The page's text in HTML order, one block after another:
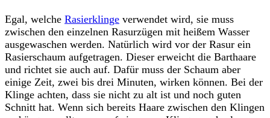
Egal, welche Rasierklinge verwendet wird, sie muss
zwischen den einzelnen Rasurzügen mit heißem Wasser
ausgewaschen werden. Natürlich wird vor der Rasur ein
Rasierschaum aufgetragen. Dieser erweicht die Barthaare
und richtet sie auch auf. Dafür muss der Schaum aber
einige Zeit, zwei bis drei Minuten, wirken können. Bei der
Klinge achten, dass sie nicht zu alt ist und noch guten
Schnitt hat. Wenn sich bereits Haare zwischen den Klingen